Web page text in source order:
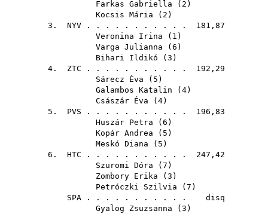
Farkas Gabriella ( 2 )
Kocsis Mária ( 2 )
3. NYV . . . . . . . . . . . 181,87
Veronina Irina ( 1 )
Varga Julianna ( 6 )
Bihari Ildikó ( 3 )
4. ZTC . . . . . . . . . . . 192,29
Sárecz Éva ( 5 )
Galambos Katalin ( 4)
Császár Éva ( 4)
5. PVS . . . . . . . . . . . 196,83
Huszár Petra ( 6 )
Kopár Andrea ( 5 )
Meskó Diana ( 5 )
6. HTC . . . . . . . . . . . 247,42
Szuromi Dóra ( 7 )
Zombory Erika ( 3 )
Petróczki Szilvia ( 7 )
SPA . . . . . . . . . . . disq
Gyalog Zsuzsanna ( 3 )